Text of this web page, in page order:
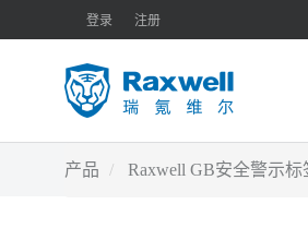
登录 注册
产品 Raxwell GB安全警示